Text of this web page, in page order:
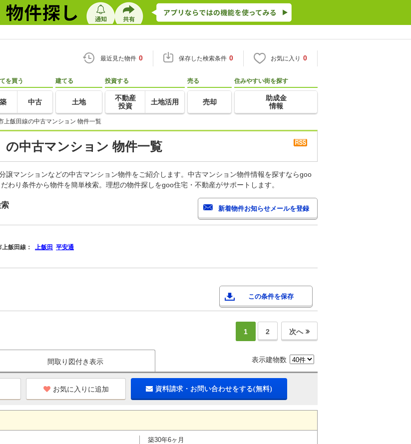
最近見た物件 0 保存した検索条件 0 お気に入り 0
を買う
中古
建てる
土地
投資する
不動産
投資
土地活用
売る
売却
住みやすい街を探す
助成金
情報
上飯田線の中古マンション 物件一覧
の中古マンション 物件一覧
譲マンションなどの中古マンション物件をご紹介します。中古マンション物件情報を探すならgoo
わり条件から物件を簡単検索。理想の物件探しをgoo住宅・不動産がサポートします。
飯田線： 上飯田 平安通
この条件を保存
1 2 次へ
間取り図付き表示 表示建物数
お気に入りに追加 資料請求・お問い合わせをする(無料)
築30年6ヶ月